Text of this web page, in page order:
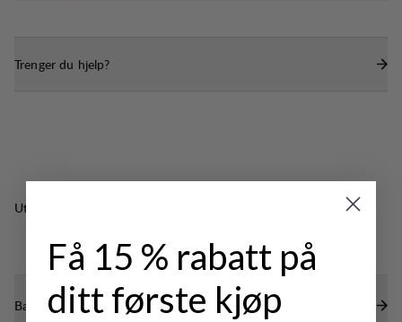
Trenger du hjelp?
Utmerket for
Bærekraftsegenskaper
Få 15 % rabatt på
ditt første kjøp